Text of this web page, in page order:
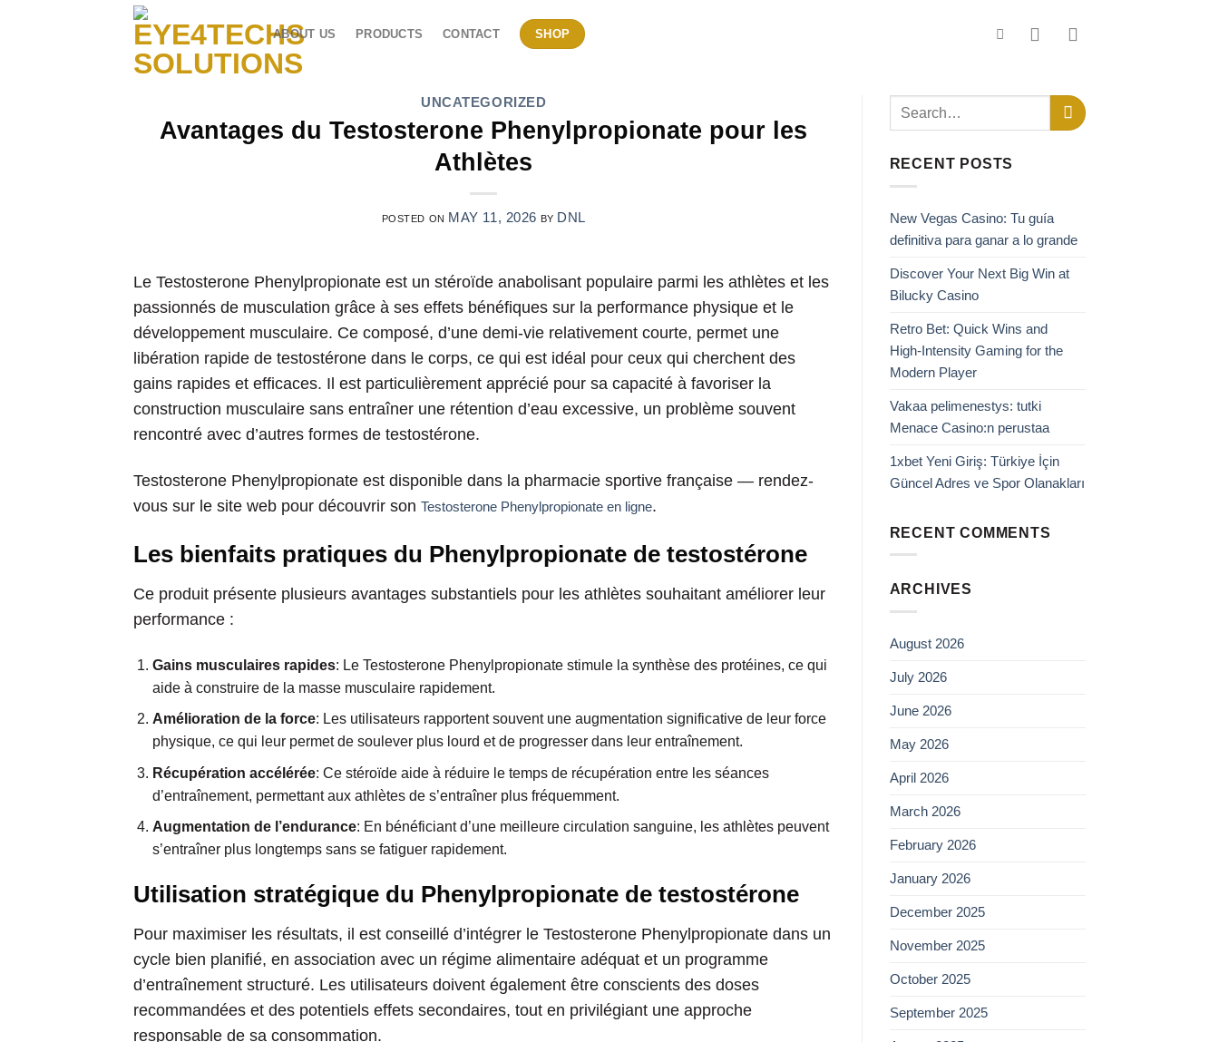
ABOUT US PRODUCTS CONTACT SHOP
UNCATEGORIZED
Avantages du Testosterone Phenylpropionate pour les
Athlètes
POSTED ON MAY 11, 2026 BY DNL
Le Testosterone Phenylpropionate est un stéroïde anabolisant populaire parmi les athlètes et les
passionnés de musculation grâce à ses effets bénéfiques sur la performance physique et le
développement musculaire. Ce composé, d’une demi-vie relativement courte, permet une
libération rapide de testostérone dans le corps, ce qui est idéal pour ceux qui cherchent des
gains rapides et efficaces. Il est particulièrement apprécié pour sa capacité à favoriser la
construction musculaire sans entraîner une rétention d’eau excessive, un problème souvent
rencontré avec d’autres formes de testostérone.
Testosterone Phenylpropionate est disponible dans la pharmacie sportive française — rendez-
vous sur le site web pour découvrir son Testosterone Phenylpropionate en ligne.
Les bienfaits pratiques du Phenylpropionate de testostérone
Ce produit présente plusieurs avantages substantiels pour les athlètes souhaitant améliorer leur
performance :
Gains musculaires rapides: Le Testosterone Phenylpropionate stimule la synthèse des protéines, ce qui
aide à construire de la masse musculaire rapidement.
Amélioration de la force: Les utilisateurs rapportent souvent une augmentation significative de leur force
physique, ce qui leur permet de soulever plus lourd et de progresser dans leur entraînement.
Récupération accélérée: Ce stéroïde aide à réduire le temps de récupération entre les séances
d’entraînement, permettant aux athlètes de s’entraîner plus fréquemment.
Augmentation de l’endurance: En bénéficiant d’une meilleure circulation sanguine, les athlètes peuvent
s’entraîner plus longtemps sans se fatiguer rapidement.
Utilisation stratégique du Phenylpropionate de testostérone
Pour maximiser les résultats, il est conseillé d’intégrer le Testosterone Phenylpropionate dans un
cycle bien planifié, en association avec un régime alimentaire adéquat et un programme
d’entraînement structuré. Les utilisateurs doivent également être conscients des doses
recommandées et des potentiels effets secondaires, tout en privilégiant une approche
responsable de sa consommation.
RECENT POSTS
New Vegas Casino: Tu guía
definitiva para ganar a lo grande
Discover Your Next Big Win at
Bilucky Casino
Retro Bet: Quick Wins and
High‑Intensity Gaming for the
Modern Player
Vakaa pelimenestys: tutki
Menace Casino:n perustaa
1xbet Yeni Giriş: Türkiye İçin
Güncel Adres ve Spor Olanakları
RECENT COMMENTS
ARCHIVES
August 2026
July 2026
June 2026
May 2026
April 2026
March 2026
February 2026
January 2026
December 2025
November 2025
October 2025
September 2025